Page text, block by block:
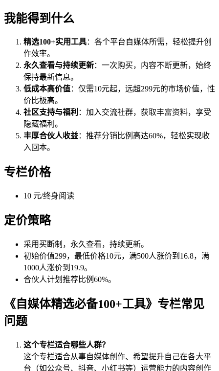
我能得到什么
精选100+实用工具：各个平台自媒体所需，轻松提升创
作效率。
永久查看与持续更新：一次购买，内容不断更新，始终
保持最新信息。
低成本高价值：仅需10元起，远超299元的市场价值，性
价比极高。
社区支持与福利 ：加入交流社群，获取丰富资料，享受
隐藏福利。
丰厚合伙人收益：推荐分销比例高达60%，轻松实现收
入回本。
专栏价格
10 元/终身阅读
定价策略
采用买断制，永久查看，持续更新。
初始价值299，最低价格10元，满500人涨价到16.8，满
1000人涨价到19.9。
合伙人计划推荐比例60%。
《自媒体精选必备100+工具》专栏常见
问题
这个专栏适合哪些人群？
这个专栏适合从事自媒体创作、希望提升自己在各大平
台（如公众号、抖音、小红书等）运营能力的内容创作